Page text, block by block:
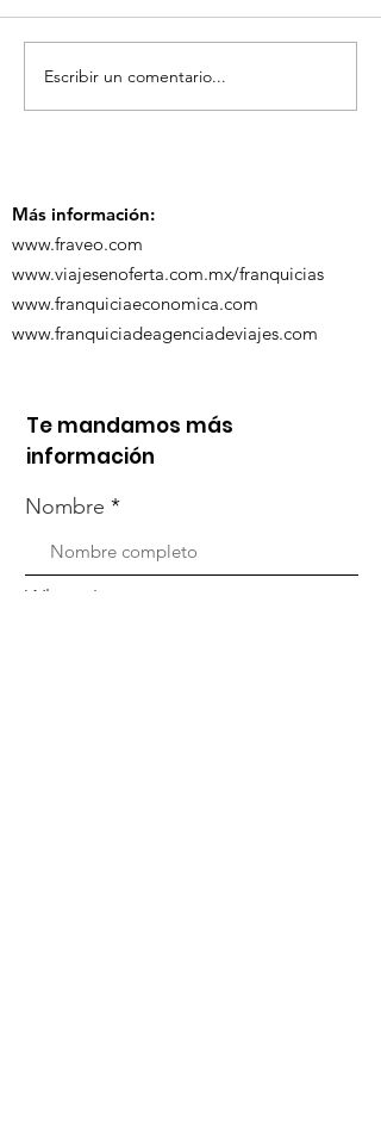
¡Acapulco y Guerrero
se Visten de Fiesta!
Escribir un comentario...
Más información:
www.fraveo.com
www.viajesenoferta.com.mx/franquicias
www.franquiciaeconomica.com
www.franquiciadeagenciadeviajes.com
Te mandamos más
información
Nombre
Whats